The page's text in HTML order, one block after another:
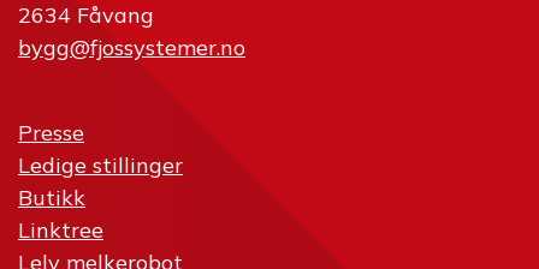
2634 Fåvang
bygg@fjossystemer.no
Presse
Ledige stillinger
Butikk
Linktree
Lely melkerobot